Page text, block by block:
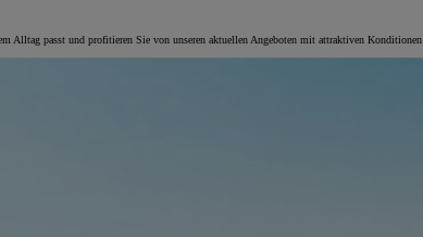
passt und profitieren Sie von unseren aktuellen Angeboten mit attraktiven Konditionen.